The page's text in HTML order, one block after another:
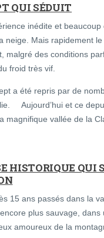
QUI SÉDUIT
inédite et
neige. Mais rapidement
malgré des conditions
froid très vif.
a été repris par de
Aujourd’hui et ce
magnifique vallée de la
HISTORIQUE QUI
15 ans passés dans la
plus sauvage,
amoureux de la